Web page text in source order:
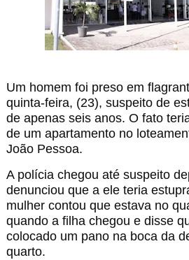
Um homem foi preso em
quinta-feira, (23), suspeito de
de apenas seis anos. O fato
de um apartamento no
João Pessoa.
A polícia chegou até suspeito
denunciou que a ele teria
mulher contou que estava no
quando a filha chegou e disse
colocado um pano na boca da
quarto.